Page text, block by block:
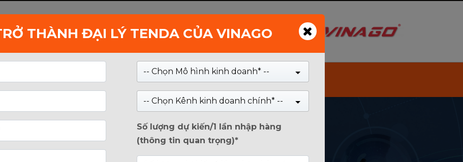
Kiểm tra Tìm kiếm
DOANH NGHIỆP GIỚI THIỆU TIN TỨC
THÀNH ĐẠI LÝ TENDA CỦA VINAGO
-- Chọn Mô hình kinh doanh* --
-- Chọn Kênh kinh doanh chính* --
Số lượng dự kiến/1 lần nhập hàng
(thông tin quan trọng)*